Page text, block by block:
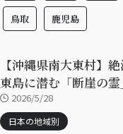
鳥取 鹿児島
【沖縄県南大東村】
東島に潜む「断崖の
2026/5/28
日本の地域別